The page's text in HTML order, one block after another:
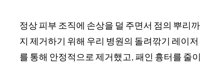
정상 피부 조직에 손상을 덜 주면서 점의 뿌리까
지 제거하기 위해 우리 병원의 돌려깎기 레이저
를 통해 안정적으로 제거했고, 패인 흉터를 줄이